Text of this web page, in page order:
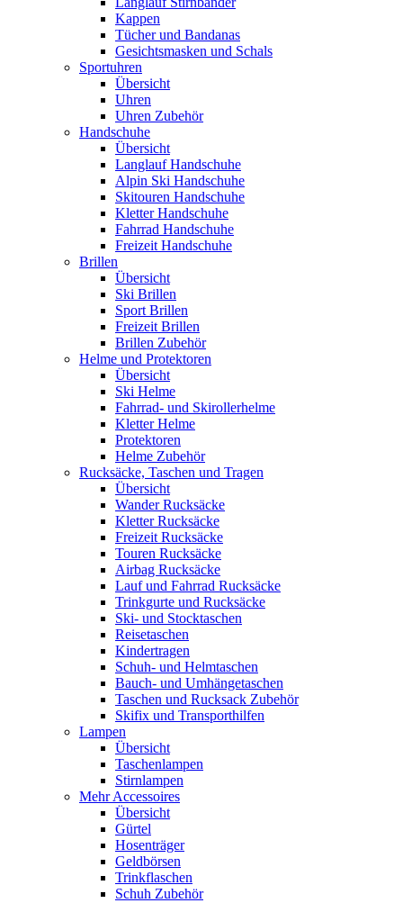
Kappen
Tücher und Bandanas
Gesichtsmasken und Schals
Sportuhren
Übersicht
Uhren
Uhren Zubehör
Handschuhe
Übersicht
Langlauf Handschuhe
Alpin Ski Handschuhe
Skitouren Handschuhe
Kletter Handschuhe
Fahrrad Handschuhe
Freizeit Handschuhe
Brillen
Übersicht
Ski Brillen
Sport Brillen
Freizeit Brillen
Brillen Zubehör
Helme und Protektoren
Übersicht
Ski Helme
Fahrrad- und Skirollerhelme
Kletter Helme
Protektoren
Helme Zubehör
Rucksäcke, Taschen und Tragen
Übersicht
Wander Rucksäcke
Kletter Rucksäcke
Freizeit Rucksäcke
Touren Rucksäcke
Airbag Rucksäcke
Lauf und Fahrrad Rucksäcke
Trinkgurte und Rucksäcke
Ski- und Stocktaschen
Reisetaschen
Kindertragen
Schuh- und Helmtaschen
Bauch- und Umhängetaschen
Taschen und Rucksack Zubehör
Skifix und Transporthilfen
Lampen
Übersicht
Taschenlampen
Stirnlampen
Mehr Accessoires
Übersicht
Gürtel
Hosenträger
Geldbörsen
Trinkflaschen
Schuh Zubehör